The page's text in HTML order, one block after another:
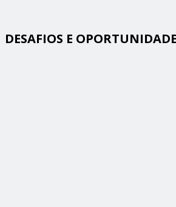
DESAFIOS E